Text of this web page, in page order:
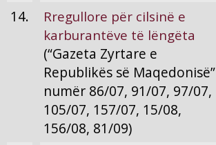
14.
Rregullore për cilsinë e
karburantëve të lëngëta
(“Gazeta Zyrtare e
Republikës së Maqedonisë”
numër 86/07, 91/07, 97/07,
105/07, 157/07, 15/08,
156/08, 81/09)